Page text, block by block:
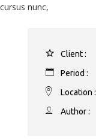
cursus nunc,
Client :
Period :
Location :
Author :